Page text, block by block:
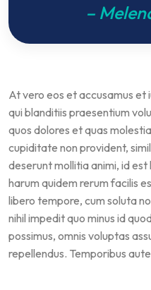
–
At vero eos et accusamus et
qui blanditiis praesentium
quos dolores et quas
cupiditate non provident,
deserunt mollitia animi, id
harum quidem rerum facilis
libero tempore, cum soluta
nihil impedit quo minus id
possimus, omnis voluptas
repellendus. Temporibus